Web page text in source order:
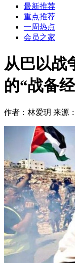
最新推荐
重点推荐
一周热点
会员之家
从巴以战
的“战备
作者： 林爱玥 来源